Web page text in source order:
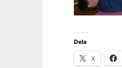
Dela
X